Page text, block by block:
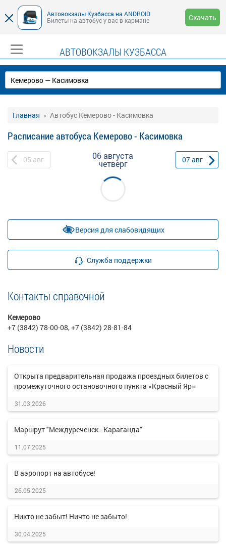
Автовокзалы Кузбасса на ANDROID
Билеты на автобус у вас в кармане
Скачать
АВТОВОКЗАЛЫ КУЗБАССА
Главная Автобус Кемерово - Касимовка
Расписание автобуса Кемерово - Касимовка
05 авг 06 августа
четверг 07авг
Версия для слабовидящих
Служба поддержки
Контакты справочной
Кемерово
+7 (3842) 78-00-08, +7 (3842) 28-81-84
Новости
Открыта предварительная продажа проездных билетов с
промежуточного остановочного пункта «Красный Яр»
31.03.2026
Маршрут "Междуреченск - Караганда"
11.07.2025
В аэропорт на автобусе!
26.05.2025
Никто не забыт! Ничто не забыто!
30.04.2025